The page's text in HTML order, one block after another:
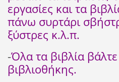
εργασίες και τα
πάνω συρτάρι
ξύστρες κ.λ.π.
-Όλα τα βιβλία
βιβλιοθήκης.